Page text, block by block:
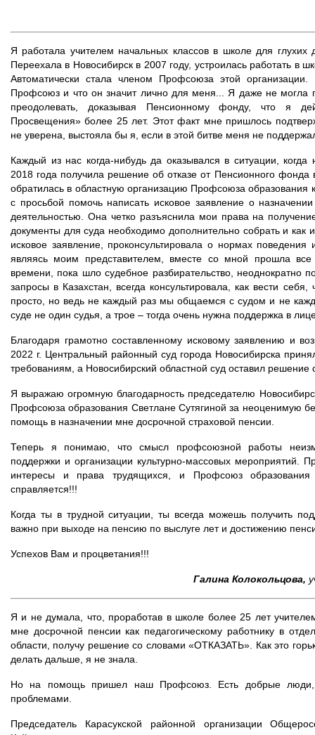
Я работала учителем начальных классов в школе для
Переехала в Новосибирск в 2007 году, устроилась работать
Автоматически стала членом Профсоюза этой
Профсоюз и что он значит лично для меня... Я даже не могла
преодолевать, доказывая Пенсионному фонду, что я
Просвещения» более 25 лет. Этот факт мне пришлось
не уверена, выстояла бы я, если в этой битве меня не
Каждый из нас когда-нибудь да оказывался в ситуации,
2018 года получила решение об отказе от Пенсионного
обратилась в областную организацию Профсоюза образования
с просьбой помочь написать исковое заявление о
деятельностью. Она четко разъяснила мои права на
документы для суда необходимо дополнительно собрать и
исковое заявление, проконсультировала о нормах
являясь моим представителем, вместе со мной прошла
времени, пока шло судебное разбирательство, неоднократно
запросы в Казахстан, всегда консультировала, как вести
просто, но ведь не каждый раз мы общаемся с судом и не
суде не один судья, а трое – тогда очень нужна поддержка в
Благодаря грамотно составленному исковому заявлению и
2022 г. Центральный районный суд города Новосибирска
требованиям, а Новосибирский областной суд оставил решение
Я выражаю огромную благодарность председателю
Профсоюза образования Светлане Сутягиной за неоценимую
помощь в назначении мне досрочной страховой пенсии.
Теперь я понимаю, что смысл профсоюзной работы
поддержки и организации культурно-массовых мероприятий.
интересы и права трудящихся, и Профсоюз
справляется!!!
Когда ты в трудной ситуации, ты всегда можешь получить
важно при выходе на пенсию по выслуге лет и достижению
Успехов Вам и процветания!!!
Галина Колокольцова,
Я и не думала, что, проработав в школе более 25 лет
мне досрочной пенсии как педагогическому работнику в
области, получу решение со словами «ОТКАЗАТЬ». Как это
делать дальше, я не знала.
Но на помощь пришел наш Профсоюз. Есть добрые
проблемами.
Председатель Карасукской районной организации